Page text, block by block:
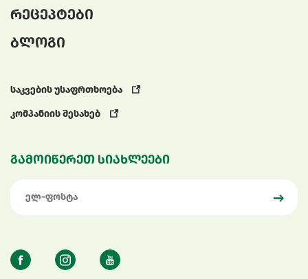
რეცეპტები
ბლოგი
საკვების უსაფრთხოება
კომპანიის შესახებ
გამოიწერეთ სიახლეები